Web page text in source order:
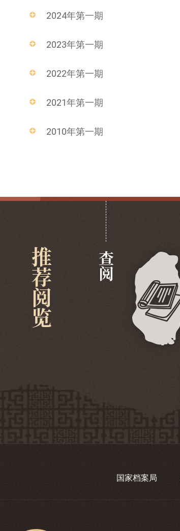
2024年第一期
2023年第一期
2022年第一期
2021年第一期
2010年第一期
推荐阅览 查阅
国家档案局